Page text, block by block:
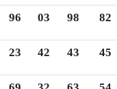
96 03 98 82
23 42 43 45